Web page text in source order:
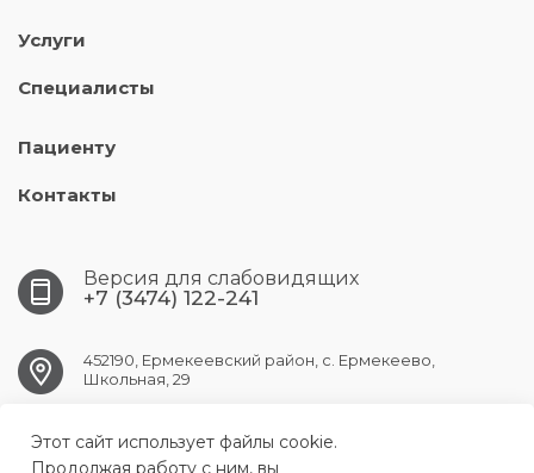
Услуги
Специалисты
Пациенту
Контакты
Версия для слабовидящих
+7 (3474) 122-241
452190, Ермекеевский район, с. Ермекеево,
Школьная, 29
ermekeev.crb@doctorrb.ru
Этот сайт использует файлы cookie.
Продолжая работу с ним, вы